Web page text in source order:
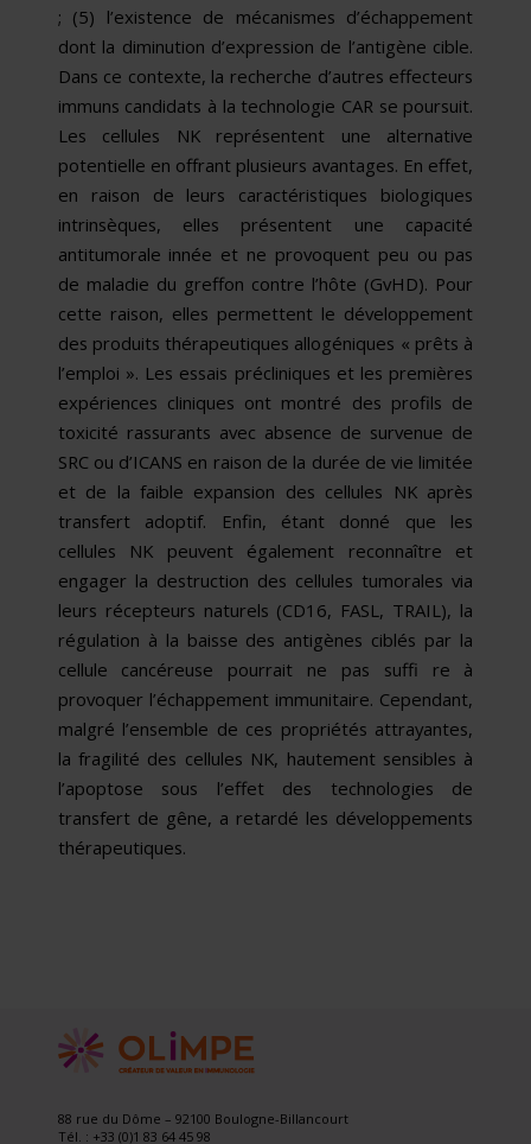
; (5) l’existence de mécanismes d’échappement
dont la diminution d’expression de l’antigène cible.
Dans ce contexte, la recherche d’autres effecteurs
immuns candidats à la technologie CAR se poursuit.
Les cellules NK représentent une alternative
potentielle en offrant plusieurs avantages. En effet,
en raison de leurs caractéristiques biologiques
intrinsèques, elles présentent une capacité
antitumorale innée et ne provoquent peu ou pas
de maladie du greffon contre l’hôte (GvHD). Pour
cette raison, elles permettent le développement
des produits thérapeutiques allogéniques « prêts à
l’emploi ». Les essais précliniques et les premières
expériences cliniques ont montré des profils de
toxicité rassurants avec absence de survenue de
SRC ou d’ICANS en raison de la durée de vie limitée
et de la faible expansion des cellules NK après
transfert adoptif. Enfin, étant donné que les
cellules NK peuvent également reconnaître et
engager la destruction des cellules tumorales via
leurs récepteurs naturels (CD16, FASL, TRAIL), la
régulation à la baisse des antigènes ciblés par la
cellule cancéreuse pourrait ne pas suffi re à
provoquer l’échappement immunitaire. Cependant,
malgré l’ensemble de ces propriétés attrayantes,
la fragilité des cellules NK, hautement sensibles à
l’apoptose sous l’effet des technologies de
transfert de gêne, a retardé les développements
thérapeutiques.
88 rue du Dôme – 92100 Boulogne-Billancourt
Tél. : +33 (0)1 83 64 45 98